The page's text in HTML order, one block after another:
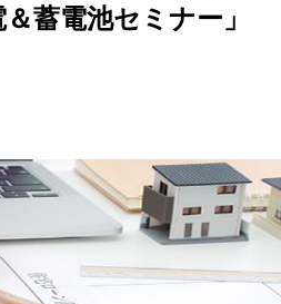
蓄電池セミナー」